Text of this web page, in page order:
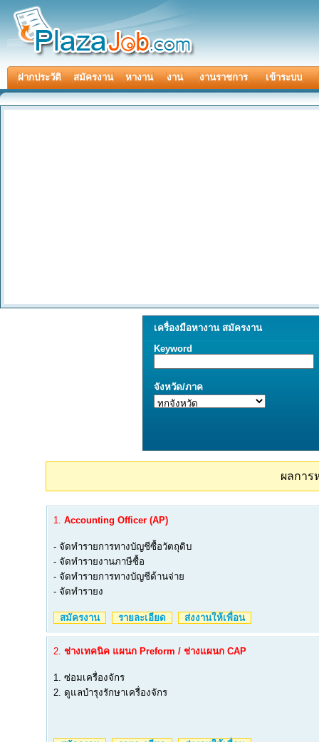
ฝากประวัติ สมัครงาน หางาน งาน งานราชการ เข้าระบบ
เครื่องมือหางาน สมัครงาน
Keyword
จังหวัด/ภาค
ผลการ
1. Accounting Officer (AP)
- จัดทำรายการทางบัญชีซื้อวัตถุดิบ
- จัดทำรายงานภาษีซื้อ
- จัดทำรายการทางบัญชีด้านจ่าย
- จัดทำรายง
สมัครงาน รายละเอียด ส่งงานให้เพื่อน
2. ช่างเทคนิค แผนก Preform / ช่างแผนก CAP
1. ซ่อมเครื่องจักร
2. ดูแลบำรุงรักษาเครื่องจักร